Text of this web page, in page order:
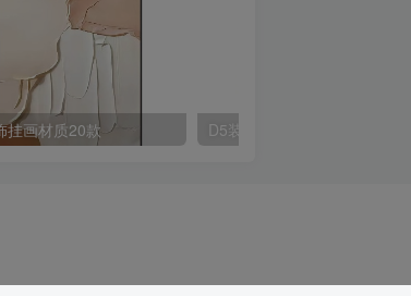
挂画材质20款 D5装饰挂画材质20款